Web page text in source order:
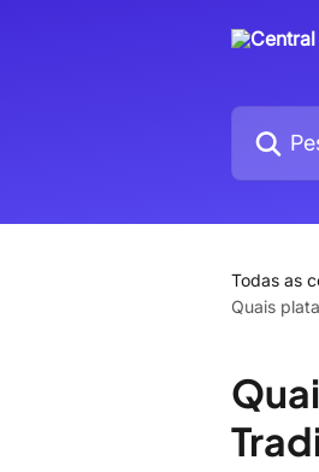
Pesquisar
Todas as
Quais